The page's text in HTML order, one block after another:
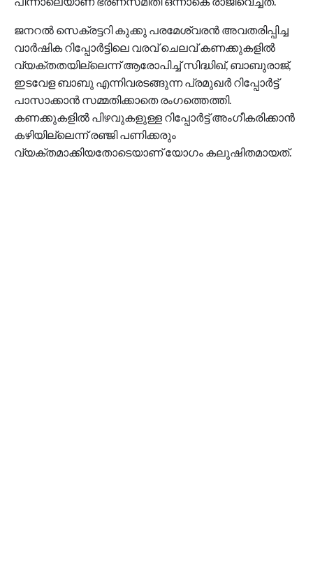
ജനറല്‍ സെക്രട്ടറി കുക്കു പരമേശ്വരന്‍ അവതരിപ്പിച്ച
വാര്‍ഷിക റിപ്പോര്‍ട്ടിലെ വരവ് ചെലവ് കണക്കുകളില്‍
വ്യക്തതയില്ലെന്ന് ആരോപിച്ച് സിദ്ധിഖ്, ബാബുരാജ്,
ഇടവേള ബാബു എന്നിവരടങ്ങുന്ന പ്രമുഖര്‍ റിപ്പോര്‍ട്ട്
പാസാക്കാന്‍ സമ്മതിക്കാതെ രംഗത്തെത്തി.
കണക്കുകളില്‍ പിഴവുകളുള്ള റിപ്പോര്‍ട്ട് അംഗീകരിക്കാന്‍
കഴിയില്ലെന്ന് രഞ്ജി പണിക്കരും
വ്യക്തമാക്കിയതോടെയാണ് യോഗം കലുഷിതമായത്.